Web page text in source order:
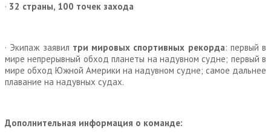
· 32 страны, 100 точек захода
· Экипаж заявил три мировых спортивных рекорда: первый в
мире непрерывный обход планеты на надувном судне; первый в
мире обход Южной Америки на надувном судне; самое дальнее
плавание на надувных судах.
Дополнительная информация о команде: